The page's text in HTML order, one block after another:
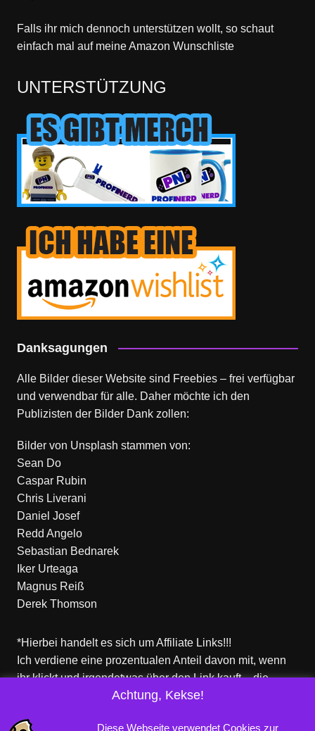
Falls ihr mich dennoch unterstützen wollt, so schaut
einfach mal auf meine Amazon Wunschliste
UNTERSTÜTZUNG
Danksagungen
Alle Bilder dieser Website sind Freebies – frei verfügbar
und verwendbar für alle. Daher möchte ich den
Publizisten der Bilder Dank zollen:
Bilder von Unsplash stammen von:
Sean Do
Caspar Rubin
Chris Liverani
Daniel Josef
Redd Angelo
Sebastian Bednarek
Iker Urteaga
Magnus Reiß
Derek Thomson
*Hierbei handelt es sich um Affiliate Links!!!
Ich verdiene eine prozentualen Anteil davon mit, wenn
ihr klickt und irgendetwas über den Link kauft – die
Produkte dort sind aber nicht von mir!
Achtung, Kekse!
Diese Webseite verwendet Cookies zur